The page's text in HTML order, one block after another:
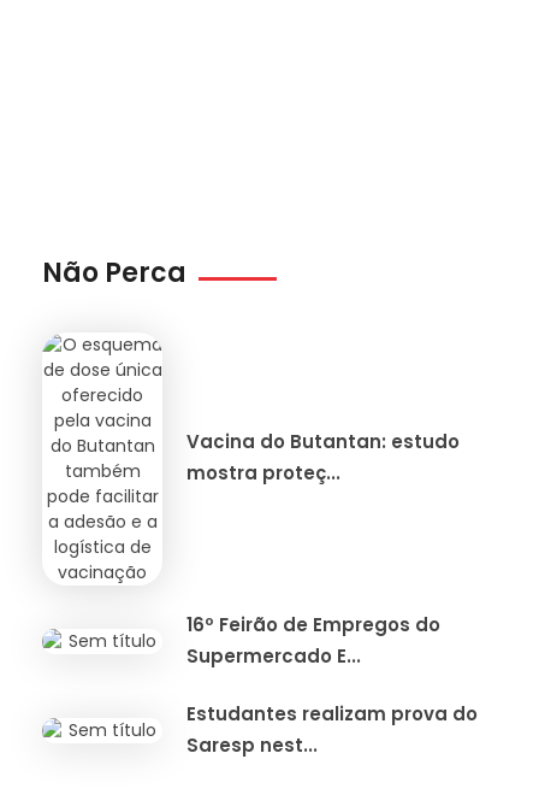
Não Perca
Vacina do Butantan: estudo
mostra proteç...
16º Feirão de Empregos do
Supermercado E...
Estudantes realizam prova do
Saresp nest...